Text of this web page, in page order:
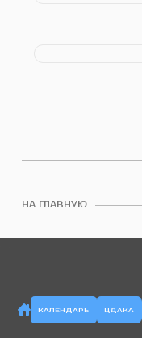
НА ГЛАВНУЮ
КАЛЕНДАРЬ ЦДАКА